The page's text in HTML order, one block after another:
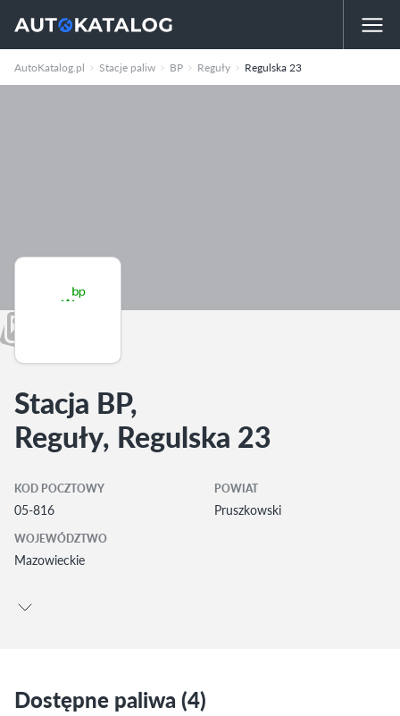
AutoKatalog.pl Stacje paliw BP Reguły Regulska 23
Stacja BP,
Reguły, Regulska 23
KOD POCZTOWY
05-816
POWIAT
Pruszkowski
WOJEWÓDZTWO
Mazowieckie
Dostępne paliwa (4)